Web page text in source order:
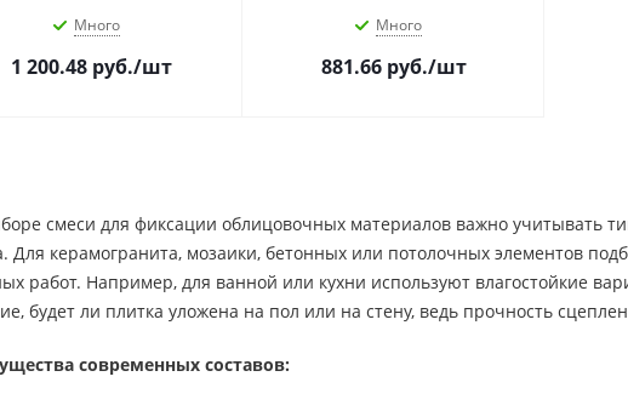
Много
1 200.48 руб./шт
Много
881.66руб./шт
смеси для фиксации облицовочных материалов важно учитывать
Для керамогранита, мозаики, бетонных или потолочных элементов
работ. Например, для ванной или кухни используют влагостойкие
будет ли плитка уложена на пол или на стену, ведь прочность
современных составов: